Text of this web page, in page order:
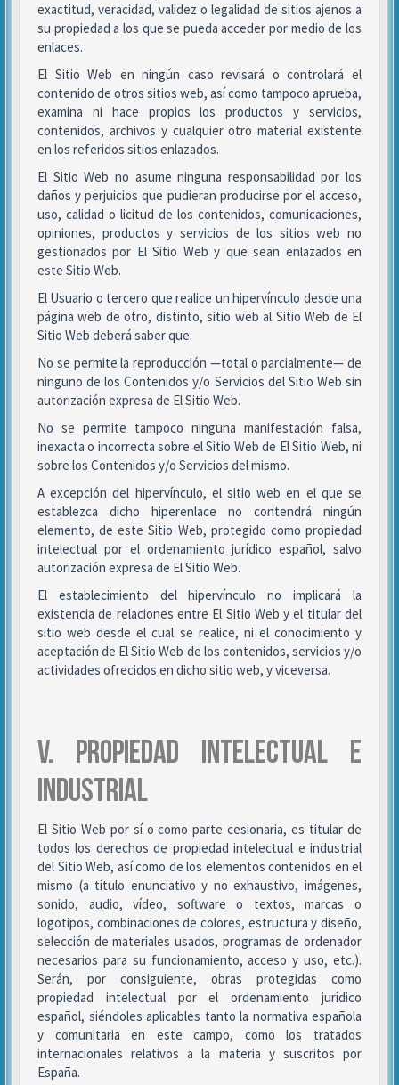
exactitud, veracidad, validez o legalidad de sitios ajenos a
su propiedad a los que se pueda acceder por medio de los
enlaces.
El Sitio Web en ningún caso revisará o controlará el
contenido de otros sitios web, así como tampoco aprueba,
examina ni hace propios los productos y servicios,
contenidos, archivos y cualquier otro material existente
en los referidos sitios enlazados.
El Sitio Web no asume ninguna responsabilidad por los
daños y perjuicios que pudieran producirse por el acceso,
uso, calidad o licitud de los contenidos, comunicaciones,
opiniones, productos y servicios de los sitios web no
gestionados por El Sitio Web y que sean enlazados en
este Sitio Web.
El Usuario o tercero que realice un hipervínculo desde una
página web de otro, distinto, sitio web al Sitio Web de El
Sitio Web deberá saber que:
No se permite la reproducción —total o parcialmente— de
ninguno de los Contenidos y/o Servicios del Sitio Web sin
autorización expresa de El Sitio Web.
No se permite tampoco ninguna manifestación falsa,
inexacta o incorrecta sobre el Sitio Web de El Sitio Web, ni
sobre los Contenidos y/o Servicios del mismo.
A excepción del hipervínculo, el sitio web en el que se
establezca dicho hiperenlace no contendrá ningún
elemento, de este Sitio Web, protegido como propiedad
intelectual por el ordenamiento jurídico español, salvo
autorización expresa de El Sitio Web.
El establecimiento del hipervínculo no implicará la
existencia de relaciones entre El Sitio Web y el titular del
sitio web desde el cual se realice, ni el conocimiento y
aceptación de El Sitio Web de los contenidos, servicios y/o
actividades ofrecidos en dicho sitio web, y viceversa.
V. PROPIEDAD INTELECTUAL E
INDUSTRIAL
El Sitio Web por sí o como parte cesionaria, es titular de
todos los derechos de propiedad intelectual e industrial
del Sitio Web, así como de los elementos contenidos en el
mismo (a título enunciativo y no exhaustivo, imágenes,
sonido, audio, vídeo, software o textos, marcas o
logotipos, combinaciones de colores, estructura y diseño,
selección de materiales usados, programas de ordenador
necesarios para su funcionamiento, acceso y uso, etc.).
Serán, por consiguiente, obras protegidas como
propiedad intelectual por el ordenamiento jurídico
español, siéndoles aplicables tanto la normativa española
y comunitaria en este campo, como los tratados
internacionales relativos a la materia y suscritos por
España.